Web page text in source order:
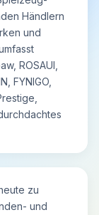
Händlern
und
ROSAUI,
FYNIGO,
zu
und